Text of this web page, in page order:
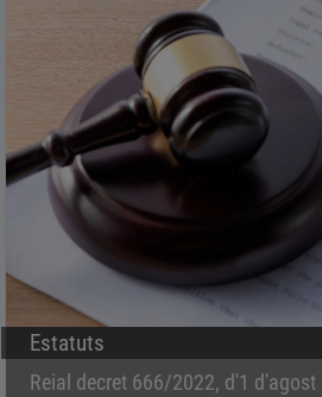
Estatuts
Reial decret 666/2022, d'1 d'agost